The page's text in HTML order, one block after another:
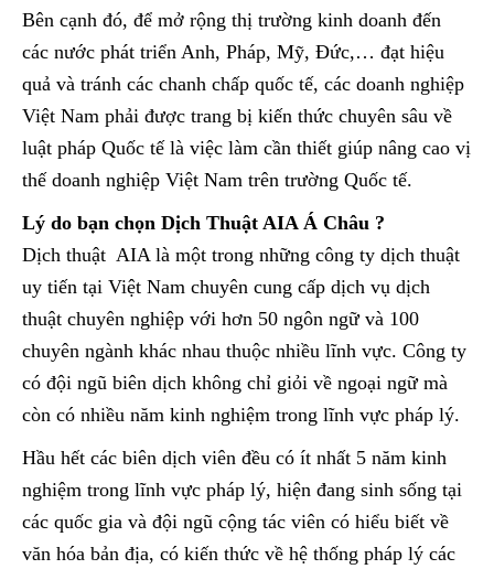
Bên cạnh đó, để mở rộng thị trường kinh doanh đến
các nước phát triển Anh, Pháp, Mỹ, Đức,… đạt hiệu
quả và tránh các chanh chấp quốc tế, các doanh nghiệp
Việt Nam phải được trang bị kiến thức chuyên sâu về
luật pháp Quốc tế là việc làm cần thiết giúp nâng cao vị
thế doanh nghiệp Việt Nam trên trường Quốc tế.
Lý do bạn chọn Dịch Thuật AIA Á Châu ?
Dịch thuật AIA là một trong những công ty dịch thuật
uy tiến tại Việt Nam chuyên cung cấp dịch vụ dịch
thuật chuyên nghiệp với hơn 50 ngôn ngữ và 100
chuyên ngành khác nhau thuộc nhiều lĩnh vực. Công ty
có đội ngũ biên dịch không chỉ giỏi về ngoại ngữ mà
còn có nhiều năm kinh nghiệm trong lĩnh vực pháp lý.
Hầu hết các biên dịch viên đều có ít nhất 5 năm kinh
nghiệm trong lĩnh vực pháp lý, hiện đang sinh sống tại
các quốc gia và đội ngũ cộng tác viên có hiểu biết về
văn hóa bản địa, có kiến thức về hệ thống pháp lý các